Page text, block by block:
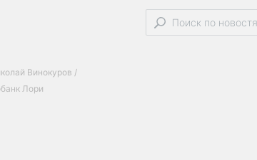
Винокуров /
Лори